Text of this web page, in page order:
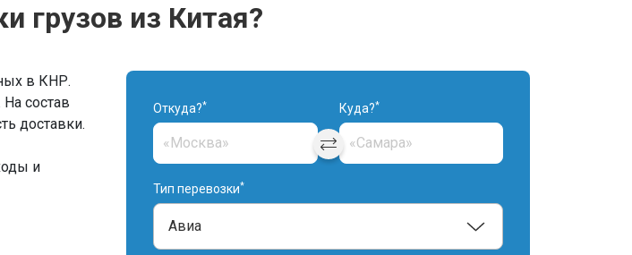
грузов из Китая?
в КНР.
состав
доставки.
и
Откуда?* Куда?*
Тип перевозки*